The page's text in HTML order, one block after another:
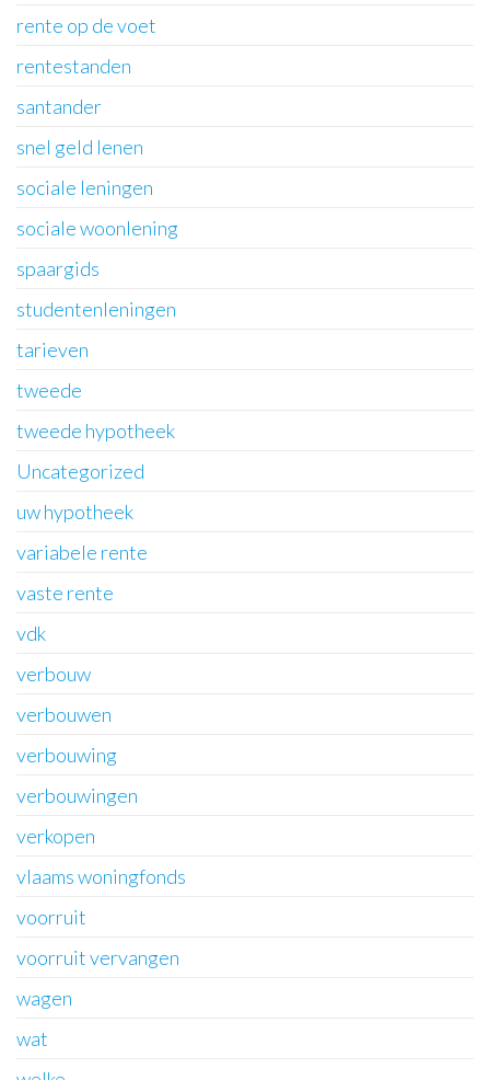
rente op de voet
rentestanden
santander
snel geld lenen
sociale leningen
sociale woonlening
spaargids
studentenleningen
tarieven
tweede
tweede hypotheek
Uncategorized
uw hypotheek
variabele rente
vaste rente
vdk
verbouw
verbouwen
verbouwing
verbouwingen
verkopen
vlaams woningfonds
voorruit
voorruit vervangen
wagen
wat